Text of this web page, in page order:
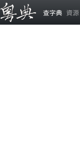
查字典 資源